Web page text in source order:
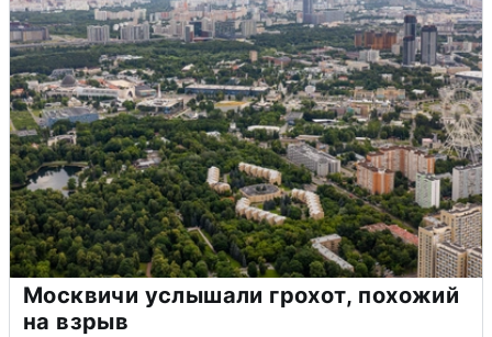
Москвичи услышали грохот, похожий
на взрыв